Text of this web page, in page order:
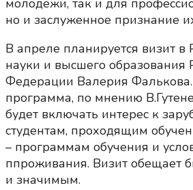
молодежи, так и для
но и заслуженное признание
В апреле планируется визит в
науки и высшего образования
Федерации Валерия
программа, по мнению
будет включать интерес к
студентам, проходящим
– программам обучения и
ппроживания. Визит обещает
и значимым.